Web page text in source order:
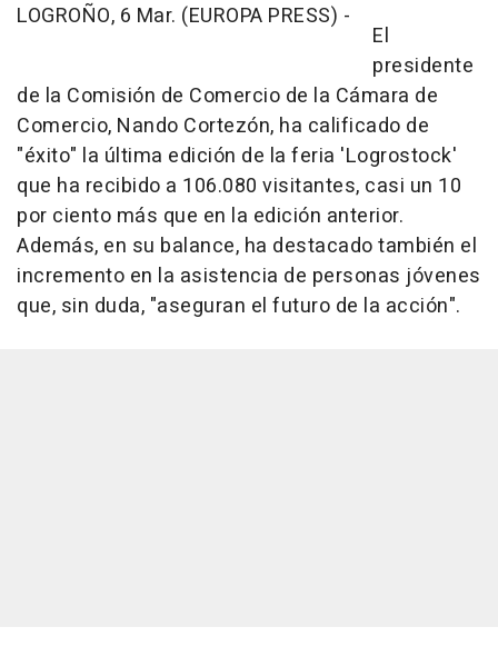
LOGROÑO, 6 Mar. (EUROPA PRESS) -
El
presidente
de la Comisión de Comercio de la Cámara de
Comercio, Nando Cortezón, ha calificado de
"éxito" la última edición de la feria 'Logrostock'
que ha recibido a 106.080 visitantes, casi un 10
por ciento más que en la edición anterior.
Además, en su balance, ha destacado también el
incremento en la asistencia de personas jóvenes
que, sin duda, "aseguran el futuro de la acción".